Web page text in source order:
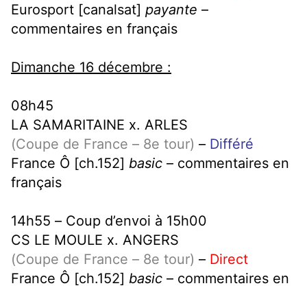
Eurosport [canalsat] payante –
commentaires en français
Dimanche 16 décembre :
08h45
LA SAMARITAINE x. ARLES
(Coupe de France – 8e tour) – Différé
France Ô [ch.152] basic – commentaires en
français
14h55 – Coup d’envoi à 15h00
CS LE MOULE x. ANGERS
(Coupe de France – 8e tour) – Direct
France Ô [ch.152] basic – commentaires en